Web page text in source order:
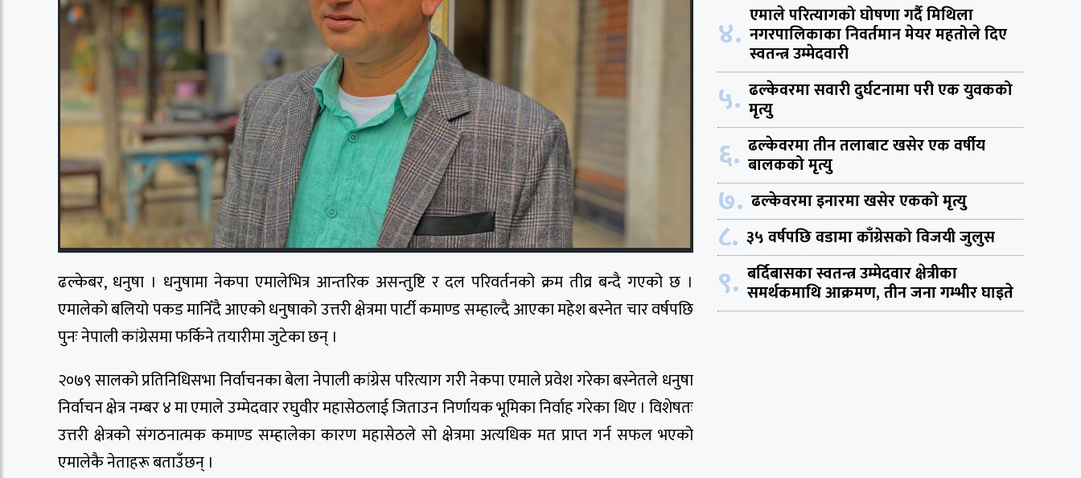
ढल्केबर, धनुषा । धनुषामा नेकपा एमालेभित्र आन्तरिक असन्तुष्टि र दल परिवर्तनको क्रम तीव्र बन्दै गएको छ ।
एमालेको बलियो पकड मानिँदै आएको धनुषाको उत्तरी क्षेत्रमा पार्टी कमाण्ड सम्हाल्दै आएका महेश बस्नेत चार वर्षपछि
पुनः नेपाली कांग्रेसमा फर्किने तयारीमा जुटेका छन् ।
२०७९ सालको प्रतिनिधिसभा निर्वाचनका बेला नेपाली कांग्रेस परित्याग गरी नेकपा एमाले प्रवेश गरेका बस्नेतले धनुषा
निर्वाचन क्षेत्र नम्बर ४ मा एमाले उम्मेदवार रघुवीर महासेठलाई जिताउन निर्णायक भूमिका निर्वाह गरेका थिए । विशेषतः
उत्तरी क्षेत्रको संगठनात्मक कमाण्ड सम्हालेका कारण महासेठले सो क्षेत्रमा अत्यधिक मत प्राप्त गर्न सफल भएको
एमालेकै नेताहरू बताउँछन् ।
४. एमाले परित्यागको घोषणा गर्दै मिथिला
नगरपालिकाका निवर्तमान मेयर महतोले दिए
स्वतन्त्र उम्मेदवारी
५. ढल्केवरमा सवारी दुर्घटनामा परी एक युवकको
मृत्यु
६. ढल्केवरमा तीन तलाबाट खसेर एक वर्षीय
बालकको मृत्यु
७. ढल्केवरमा इनारमा खसेर एकको मृत्यु
८. ३५ वर्षपछि वडामा काँग्रेसको विजयी जुलुस
९. बर्दिबासका स्वतन्त्र उम्मेदवार क्षेत्रीका
समर्थकमाथि आक्रमण, तीन जना गम्भीर घाइते